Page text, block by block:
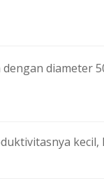
diameter